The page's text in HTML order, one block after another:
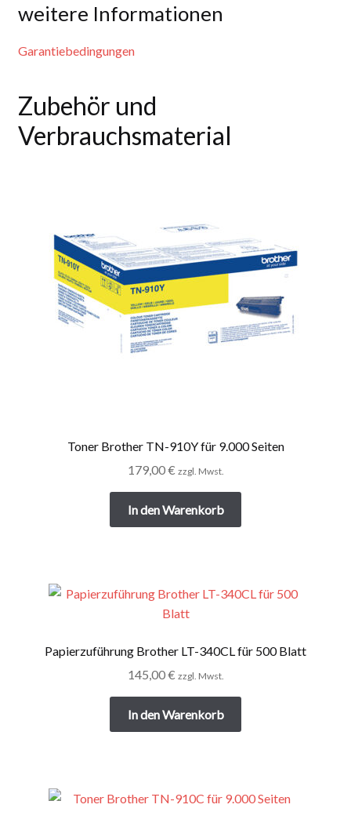
weitere Informationen
Garantiebedingungen
Zubehör und
Verbrauchsmaterial
Toner Brother TN-910Y für 9.000 Seiten
179,00€ zzgl. Mwst.
In den Warenkorb
Papierzuführung Brother LT-340CL für 500 Blatt
145,00€ zzgl. Mwst.
In den Warenkorb